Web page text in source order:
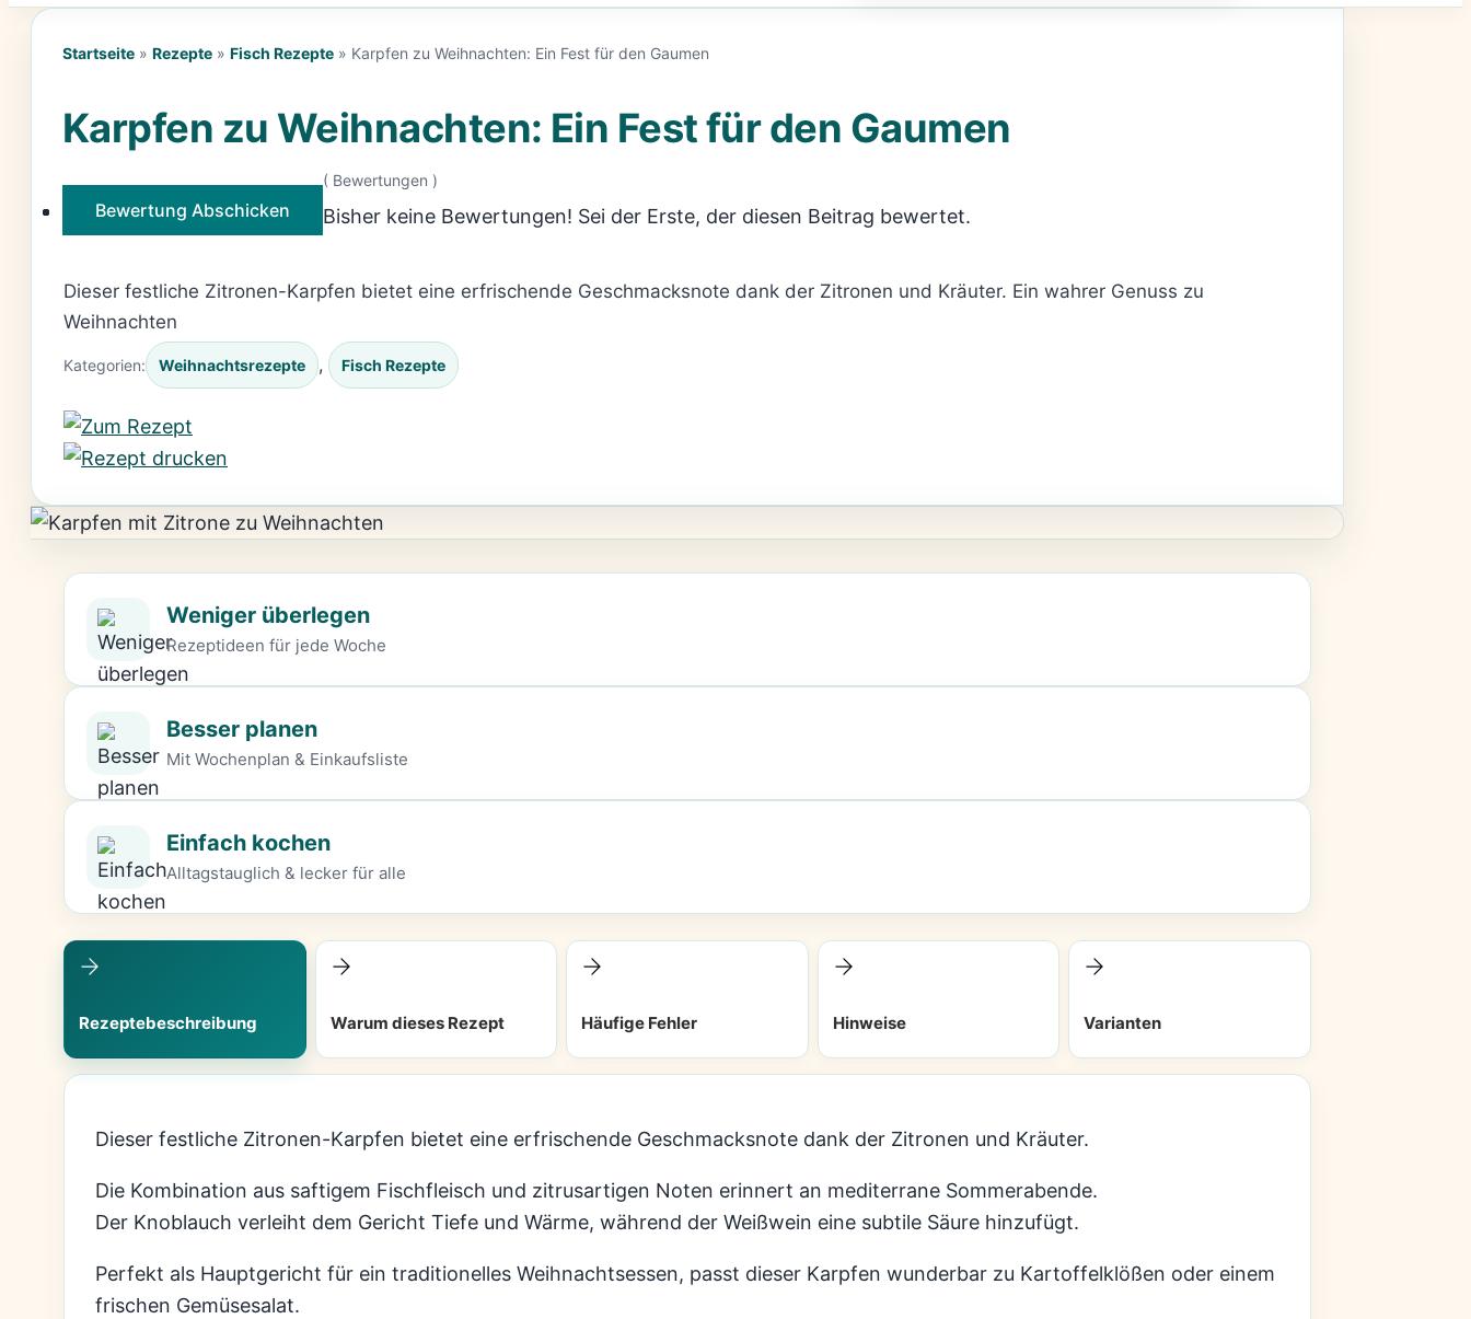
Startseite » Rezepte » Fisch Rezepte » Karpfen zu Weihnachten: Ein Fest für den Gaumen
Karpfen zu Weihnachten: Ein Fest für den Gaumen
Bewertung Abschicken
( Bewertungen )
Bisher keine Bewertungen! Sei der Erste, der diesen Beitrag bewertet.
Dieser festliche Zitronen-Karpfen bietet eine erfrischende Geschmacksnote dank der Zitronen und Kräuter. Ein wahrer Genuss zu
Weihnachten
Kategorien: Weihnachtsrezepte , Fisch Rezepte
Weniger überlegen
Rezeptideen für jede Woche
Besser planen
Mit Wochenplan & Einkaufsliste
Einfach kochen
Alltagstauglich & lecker für alle
Rezeptebeschreibung Warum dieses Rezept Häufige Fehler Hinweise Varianten
Dieser festliche Zitronen-Karpfen bietet eine erfrischende Geschmacksnote dank der Zitronen und Kräuter.
Die Kombination aus saftigem Fischfleisch und zitrusartigen Noten erinnert an mediterrane Sommerabende.
Der Knoblauch verleiht dem Gericht Tiefe und Wärme, während der Weißwein eine subtile Säure hinzufügt.
Perfekt als Hauptgericht für ein traditionelles Weihnachtsessen, passt dieser Karpfen wunderbar zu Kartoffelklößen oder einem
frischen Gemüsesalat.